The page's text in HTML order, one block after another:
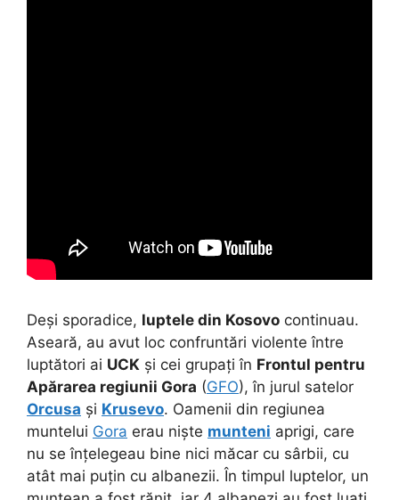
Deși sporadice, luptele din Kosovo continuau.
Aseară, au avut loc confruntări violente între
luptători ai UCK și cei grupați în Frontul pentru
Apărarea regiunii Gora (GFO), în jurul satelor
Orcusa și Krusevo. Oamenii din regiunea
muntelui Gora erau niște munteni aprigi, care
nu se înțelegeau bine nici măcar cu sârbii, cu
atât mai puțin cu albanezii. În timpul luptelor, un